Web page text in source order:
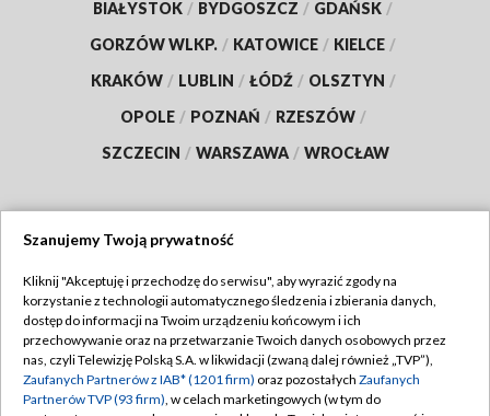
BIAŁYSTOK / BYDGOSZCZ / GDAŃSK /
GORZÓW WLKP. / KATOWICE / KIELCE /
KRAKÓW / LUBLIN / ŁÓDŹ / OLSZTYN /
OPOLE / POZNAŃ / RZESZÓW /
SZCZECIN / WARSZAWA / WROCŁAW
TVP
Abonament TVP
Emisja w TVP
Centrum informacji TVP
Regulamin TVP
Polityka prywatności
Szanujemy Twoją prywatność
Kliknij "Akceptuję i przechodzę do serwisu", aby wyrazić zgody na
korzystanie z technologii automatycznego śledzenia i zbierania danych,
dostęp do informacji na Twoim urządzeniu końcowym i ich
przechowywanie oraz na przetwarzanie Twoich danych osobowych przez
nas, czyli Telewizję Polską S.A. w likwidacji (zwaną dalej również „TVP”),
Zaufanych Partnerów z IAB* (1201 firm) oraz pozostałych Zaufanych
Partnerów TVP (93 firm), w celach marketingowych (w tym do